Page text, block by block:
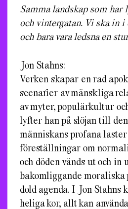
Samma landskap som
och vintergatan. Vi ska in i
och bara vara ledsna en
Jon Stahns:
Verken skapar en rad
scenarier av mänskliga
av myter, populärkultur
lyfter han på slöjan till
människans profana
föreställningar om
och döden vänds ut och in
bakomliggande
dold agenda. I Jon Stahns
heliga kor, allt kan